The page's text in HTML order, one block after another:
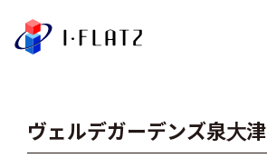
ヴェルデガーデンズ泉大津